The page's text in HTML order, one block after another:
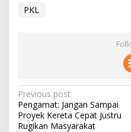
PKL
P
o
Previous post
Pengamat: Jangan Sampai
Proyek Kereta Cepat Justru
Rugikan Masyarakat